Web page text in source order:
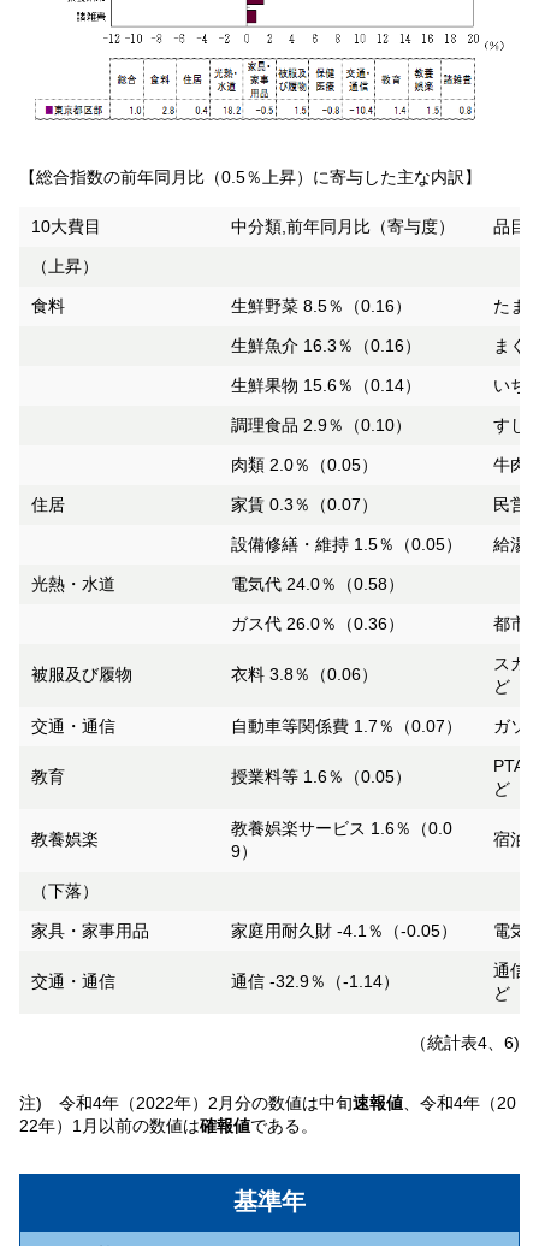
基準年
【総合指数の前年同月比（0.5％上昇）に寄与した主な内訳】
10大費目 中分類,前年同月比（寄与度） 品目,
（上昇）
食料 生鮮野菜 8.5％（0.16） たま
生鮮魚介 16.3％（0.16） まぐ
生鮮果物 15.6％（0.14） いち
調理食品 2.9％（0.10） すし
肉類 2.0％（0.05） 牛肉
住居 家賃 0.3％（0.07） 民営
設備修繕・維持 1.5％（0.05） 給湯
光熱・水道 電気代 24.0％（0.58）
ガス代 26.0％（0.36） 都市
被服及び履物 衣料 3.8％（0.06）
スカ
ど
交通・通信 自動車等関係費 1.7％（0.07） ガソ
教育 授業料等 1.6％（0.05）
PTA
ど
教養娯楽
教養娯楽サービス 1.6％（0.0
9）
宿泊
（下落）
家具・家事用品 家庭用耐久財 -4.1％（-0.05） 電気
交通・通信 通信 -32.9％（-1.14）
通信
ど
（統計表4、6)
注) 令和4年（2022年）2月分の数値は中旬速報値、令和4年（20
22年）1月以前の数値は確報値である。